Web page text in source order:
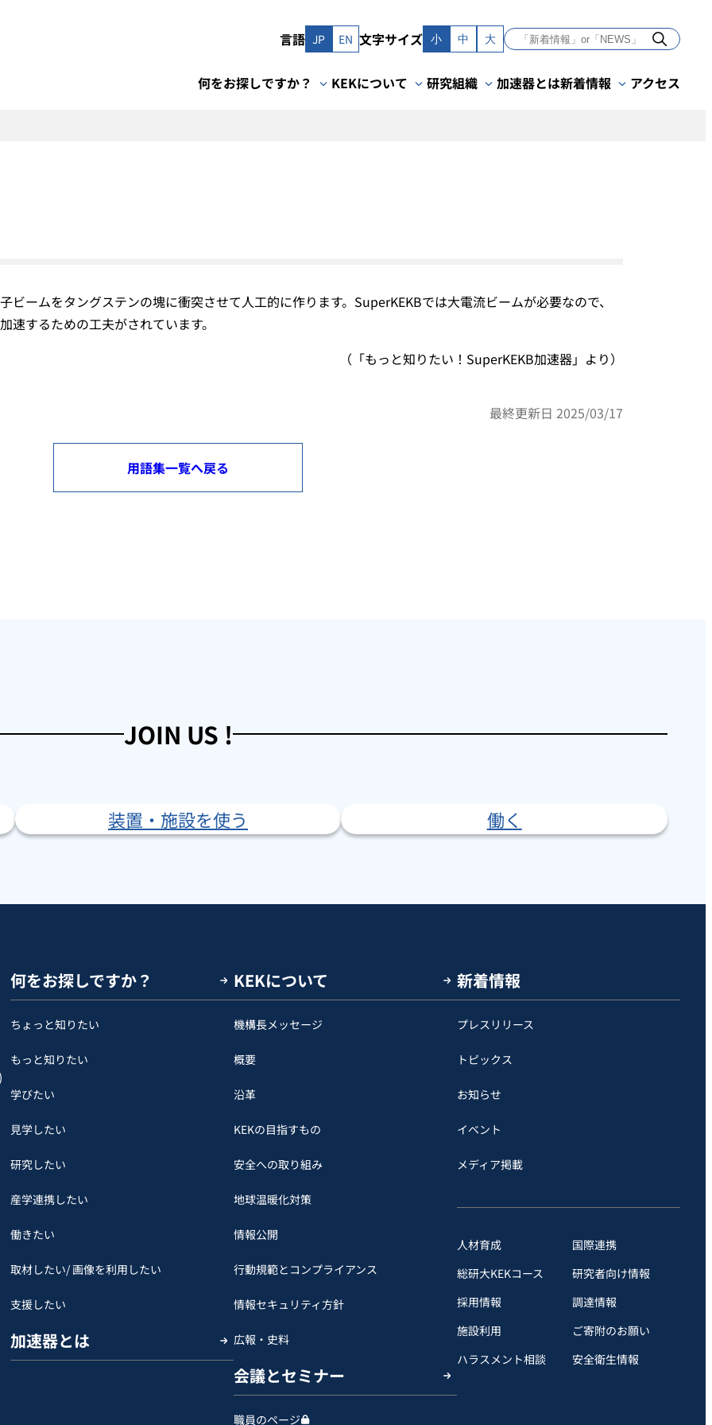
言語 JP EN 文字サイズ 小 中 大
何をお探しですか？ KEKについて 研究組織 加速器とは新着情報 アクセス
ームをタングステンの塊に衝突させて人工的に作ります。SuperKEKBでは大電流ビームが必要なので、
するための工夫がされています。
（「もっと知りたい！SuperKEKB加速器」より）
最終更新日 2025/03/17
用語集一覧へ戻る
JOIN US !
装置・施設を使う 働く
何をお探しですか？
ちょっと知りたい
もっと知りたい
学びたい
見学したい
研究したい
産学連携したい
働きたい
取材したい/ 画像を利用したい
支援したい
加速器とは
KEKについて
機構長メッセージ
概要
沿革
KEKの目指すもの
安全への取り組み
地球温暖化対策
情報公開
行動規範とコンプライアンス
情報セキュリティ方針
広報・史料
会議とセミナー
職員のページ
新着情報
プレスリリース
トピックス
お知らせ
イベント
メディア掲載
人材育成
国際連携
総研大KEKコース
研究者向け情報
採用情報
調達情報
施設利用
ご寄附のお願い
ハラスメント相談
安全衛⽣情報